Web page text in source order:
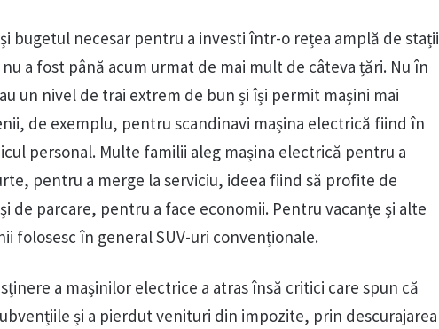
bugetul necesar pentru a investi într-o rețea amplă de stații
a fost până acum urmat de mai mult de câteva țări. Nu în
un nivel de trai extrem de bun și își permit mașini mai
de exemplu, pentru scandinavi mașina electrică fiind în
personal. Multe familii aleg mașina electrică pentru a
pentru a merge la serviciu, ideea fiind să profite de
de parcare, pentru a face economii. Pentru vacanțe și alte
folosesc în general SUV-uri convenționale.
a mașinilor electrice a atras însă critici care spun că
și a pierdut venituri din impozite, prin descurajarea